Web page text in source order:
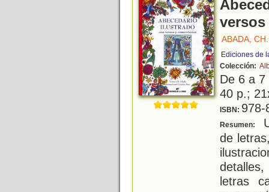
ABADA, CH.
Ediciones de
Colección:
De 6 a
40 p.;
ISBN: 978-
Resumen:
de
detalles,
letras